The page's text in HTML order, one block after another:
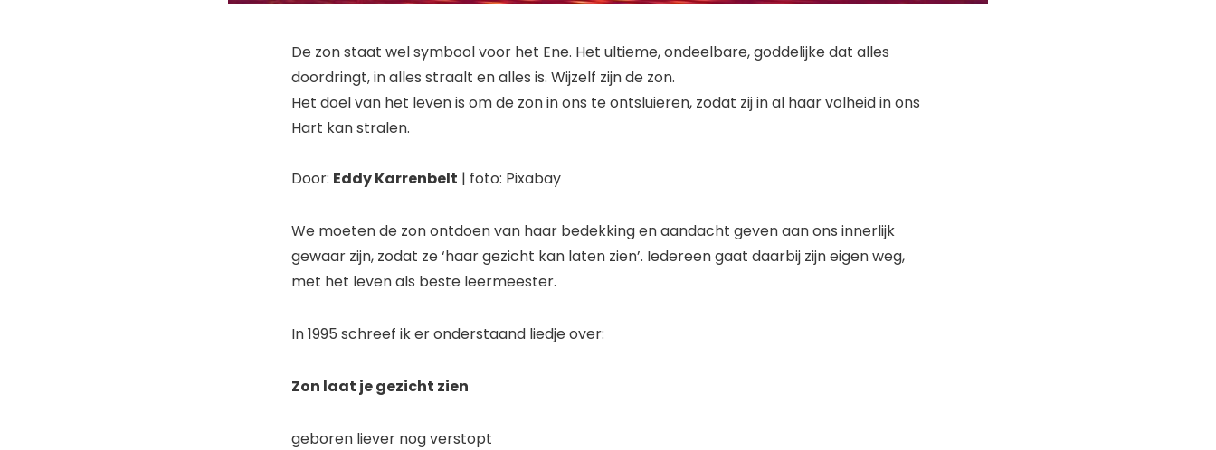
De zon staat wel symbool voor het Ene. Het ultieme, ondeelbare, goddelijke dat alles
doordringt, in alles straalt en alles is. Wijzelf zijn de zon.
Het doel van het leven is om de zon in ons te ontsluieren, zodat zij in al haar volheid in ons
Hart kan stralen.
Door: Eddy Karrenbelt | foto: Pixabay
We moeten de zon ontdoen van haar bedekking en aandacht geven aan ons innerlijk
gewaar zijn, zodat ze ‘haar gezicht kan laten zien’. Iedereen gaat daarbij zijn eigen weg,
met het leven als beste leermeester.
In 1995 schreef ik er onderstaand liedje over:
Zon laat je gezicht zien
geboren liever nog verstopt